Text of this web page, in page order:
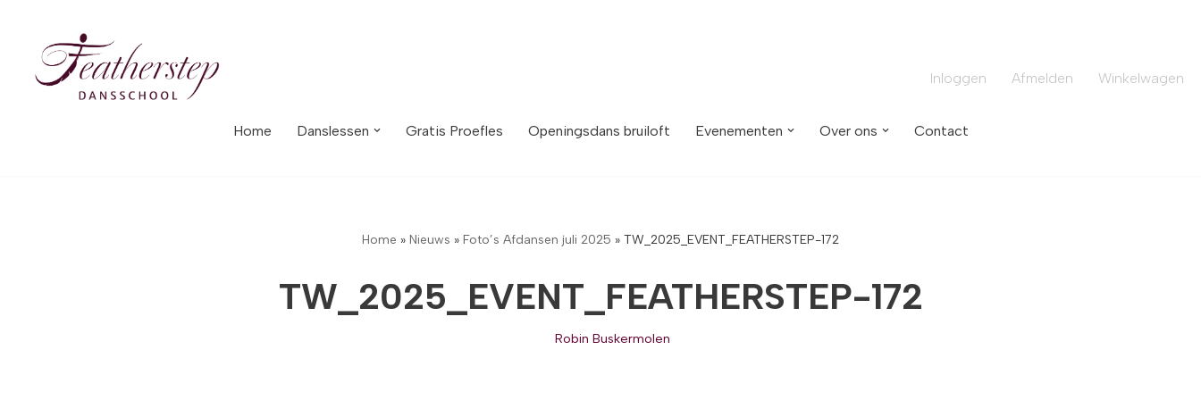
Meteen
naar
Inloggen Afmelden Winkelwagen
Home Danslessen Gratis Proefles Openingsdans bruiloft Evenementen Over ons Contact
Home » Nieuws » Foto’s Afdansen juli 2025 » TW_2025_EVENT_FEATHERSTEP-172
TW_2025_EVENT_FEATHERSTEP-172
Robin Buskermolen